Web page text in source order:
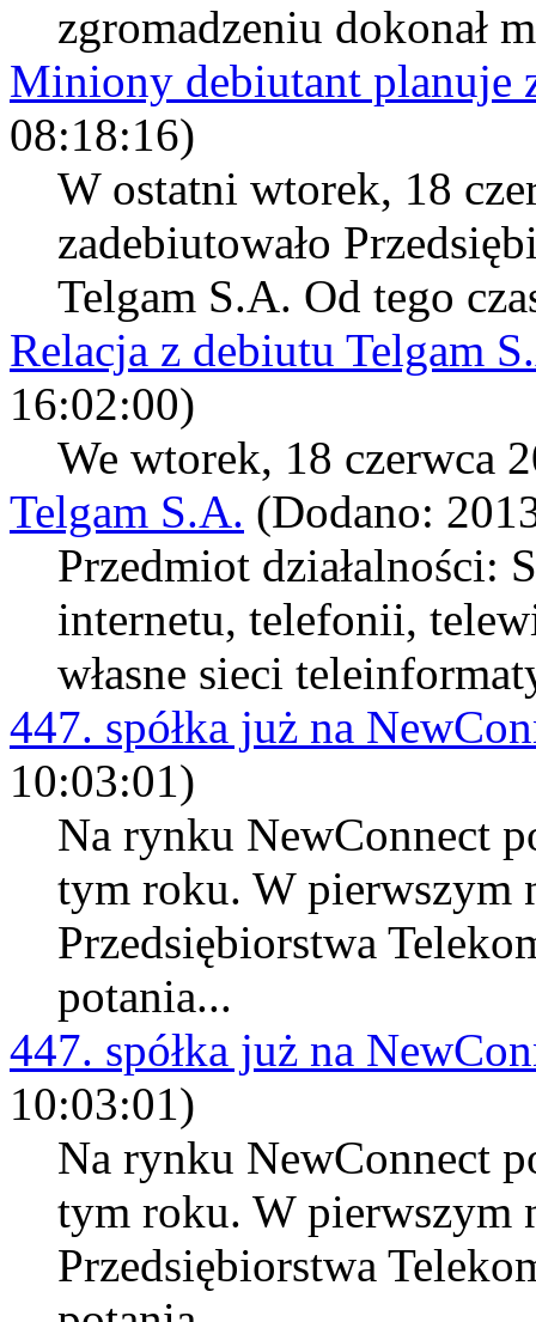
zgromadzeniu dokonał
Miniony debiutant planuje
08:18:16)
W ostatni wtorek, 18
zadebiutowało
Telgam S.A. Od tego
Relacja z debiutu Telgam
16:02:00)
We wtorek, 18 czerwca
Telgam S.A. (Dodano:
Przedmiot działalności:
internetu, telefonii,
własne sieci
447. spółka już na
10:03:01)
Na rynku NewConnect
tym roku. W pierwszym
Przedsiębiorstwa
potania...
447. spółka już na
10:03:01)
Na rynku NewConnect
tym roku. W pierwszym
Przedsiębiorstwa